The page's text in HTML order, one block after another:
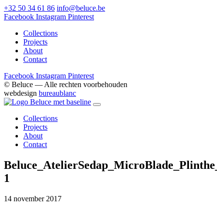
+32 50 34 61 86 info@beluce.be
Facebook Instagram Pinterest
Collections
Projects
About
Contact
Facebook Instagram Pinterest
© Beluce — Alle rechten voorbehouden
webdesign bureaublanc
Collections
Projects
About
Contact
1
14 november 2017